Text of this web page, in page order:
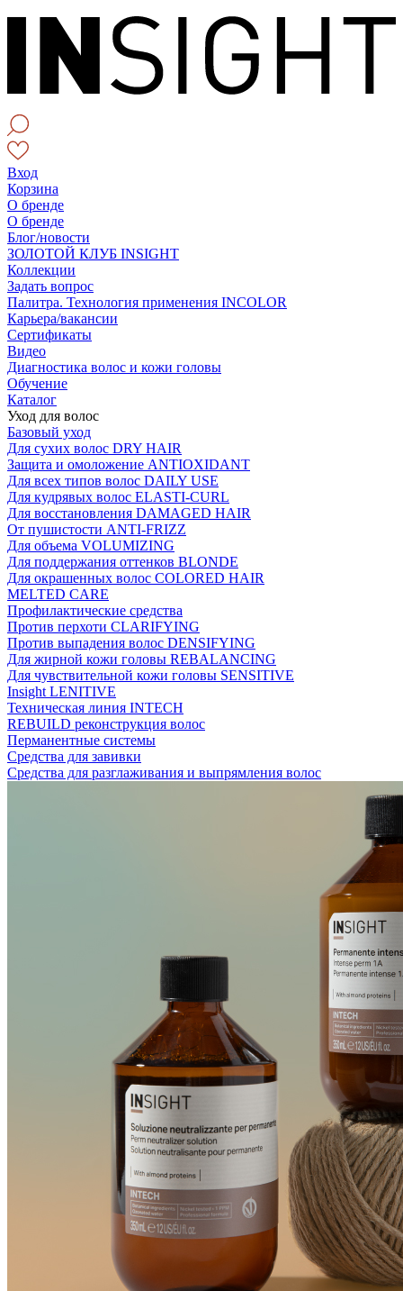
Вход
Корзина
О бренде
О бренде
Блог/новости
ЗОЛОТОЙ КЛУБ INSIGHT
Коллекции
Задать вопрос
Палитра. Технология применения INCOLOR
Карьера/вакансии
Сертификаты
Видео
Диагностика волос и кожи головы
Обучение
Каталог
Уход для волос
Базовый уход
Для сухих волос DRY HAIR
Защита и омоложение ANTIOXIDANT
Для всех типов волос DAILY USE
Для кудрявых волос ELASTI-CURL
Для восстановления DAMAGED HAIR
От пушистости ANTI-FRIZZ
Для объема VOLUMIZING
Для поддержания оттенков BLONDE
Для окрашенных волос COLORED HAIR
MELTED CARE
Профилактические средства
Против перхоти CLARIFYING
Против выпадения волос DENSIFYING
Для жирной кожи головы REBALANCING
Для чувствительной кожи головы SENSITIVE
Insight LENITIVE
Техническая линия INTECH
REBUILD реконструкция волос
Перманентные системы
Средства для завивки
Средства для разглаживания и выпрямления волос